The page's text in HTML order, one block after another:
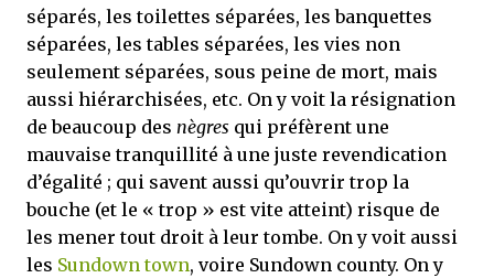
séparés, les toilettes séparées, les banquettes
séparées, les tables séparées, les vies non
seulement séparées, sous peine de mort, mais
aussi hiérarchisées, etc. On y voit la résignation
de beaucoup des nègres qui préfèrent une
mauvaise tranquillité à une juste revendication
d’égalité ; qui savent aussi qu’ouvrir trop la
bouche (et le « trop » est vite atteint) risque de
les mener tout droit à leur tombe. On y voit aussi
les Sundown town, voire Sundown county. On y